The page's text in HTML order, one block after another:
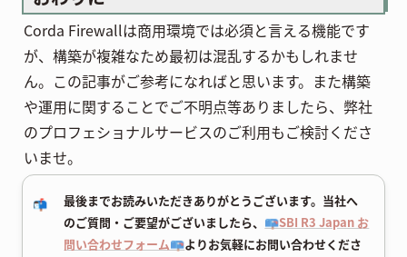
Corda Firewallは商用環境では必須と言える機能です
が、構築が複雑なため最初は混乱するかもしれませ
ん。この記事がご参考になればと思います。また構築
や運用に関することでご不明点等ありましたら、弊社
のプロフェショナルサービスのご利用もご検討くださ
いませ。
📬
最後までお読みいただきありがとうございます。当社へ
のご質問・ご要望がございましたら、 📪SBI R3 Japan お
問い合わせフォーム📪よりお気軽にお問い合わせくださ